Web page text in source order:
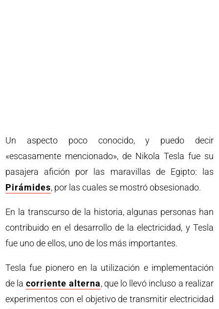
Un aspecto poco conocido, y puedo decir
«escasamente mencionado», de Nikola Tesla fue su
pasajera afición por las maravillas de Egipto: las
Pirámides, por las cuales se mostró obsesionado.
En la transcurso de la historia, algunas personas han
contribuido en el desarrollo de la electricidad, y Tesla
fue uno de ellos, uno de los más importantes.
Tesla fue pionero en la utilización e implementación
de la corriente alterna, que lo llevó incluso a realizar
experimentos con el objetivo de transmitir electricidad